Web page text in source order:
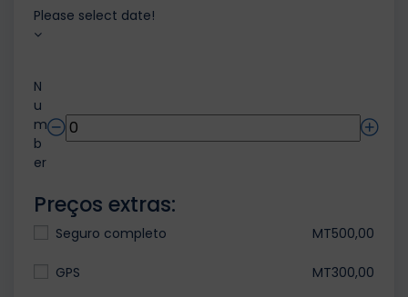
Please select date!
N
u
m
b
er
Preços extras:
Seguro completo MT500,00
GPS MT300,00